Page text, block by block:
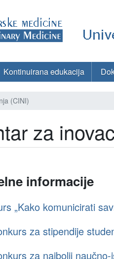
Kontinuirana edukacija
(CINI)
za
informacije
„Kako komunicirati
za stipendije
za najbolji